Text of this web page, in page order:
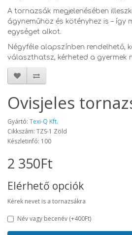
A tornazsák megjelenésében
ágyneműhöz és kötényhez is – így
egységet alkot.
Négyféle alapszínben rendelhető,
választhatsz, kérheted a gyermek
Ovisjeles
Gyártó: Texi-Q Kft.
Cikkszám: TZS-1 Zöld
Készletinfó: 100
2 350Ft
Elérhető opciók
Kérek nevet is a tornazsákra
Név vagy becenév (+400Ft)